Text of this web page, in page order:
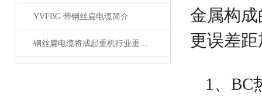
YVFBG 带钢丝扁电缆简介
钢丝扁电缆将成起重机行业重要的一部分
金属构
更误差
1、BC